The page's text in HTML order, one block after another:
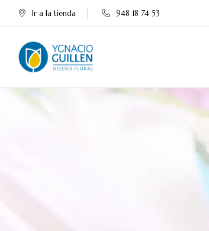
Ir a la tienda 948 18 74 53